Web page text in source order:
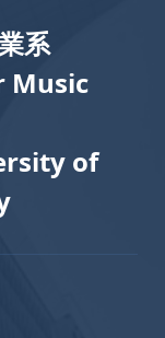
系
Music
of